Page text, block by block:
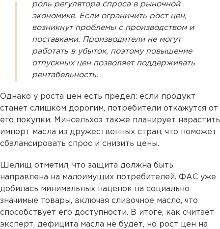
роль регулятора спроса в рыночной
экономике. Если ограничить рост цен,
возникнут проблемы с производством и
поставками. Производители не могут
работать в убыток, поэтому повышение
отпускных цен позволяет поддерживать
рентабельность.
Однако у роста цен есть предел: если продукт
станет слишком дорогим, потребители откажутся от
его покупки. Минсельхоз также планирует нарастить
импорт масла из дружественных стран, что поможет
сбалансировать спрос и снизить цены.
Шелищ отметил, что защита должна быть
направлена на малоимущих потребителей. ФАС уже
добилась минимальных наценок на социально
значимые товары, включая сливочное масло, что
способствует его доступности. В итоге, как считает
эксперт, дефицита масла не будет, но рост цен на